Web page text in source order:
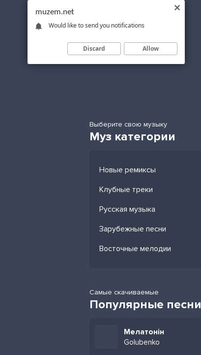
Выберите свою музыку
Муз категории
Новые ремиксы
Клубные треки
Русская музыка
Зарубежные песни
Восточные мелодии
Самые скачиваемые
Популярные песни
Мелатонін
Golubenko
muzem.net
Would like to send you notifications
Discard Allow